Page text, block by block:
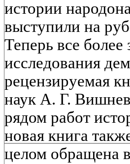
истории
выступили на
Теперь все
исследования
рецензируемая
наук А. Г.
рядом работ
новая книга
целом обращена